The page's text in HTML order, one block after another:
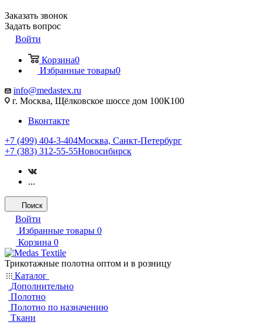
Заказать звонок
Задать вопрос
Войти
Корзина0
Избранные товары0
info@medastex.ru
г. Москва, Щёлковское шоссе дом 100К100
Вконтакте
+7 (499) 404-3-404Москва, Санкт-Петербург
+7 (383) 312-55-55Новосибирск
...
Поиск
Войти
Избранные товары 0
Корзина 0
Трикотажные полотна оптом и в розницу
Каталог
Дополнительно
Полотно
Полотно по назначению
Ткани